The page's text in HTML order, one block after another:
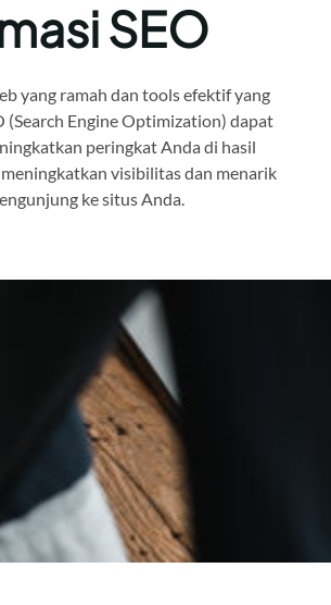
SEO
yang ramah dan tools efektif yang
(Search Engine Optimization) dapat
peringkat Anda di hasil
visibilitas dan menarik
ke situs Anda.